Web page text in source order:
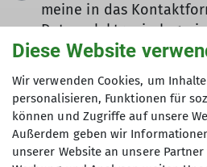
meine in das
Daten elektronisch
der Kontaktaufnahme
meine Einwilligung
kann. *
Mit (*) markierte Felder
Diese Website
Wir verwenden Cookies, um
personalisieren, Funktionen für
können und Zugriffe auf unsere
Außerdem geben wir
unserer Website an unsere